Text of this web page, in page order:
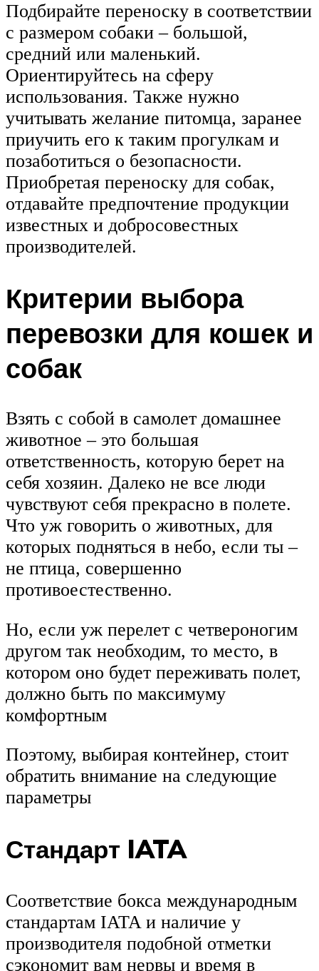
Подбирайте переноску в соответствии
с размером собаки – большой,
средний или маленький.
Ориентируйтесь на сферу
использования. Также нужно
учитывать желание питомца, заранее
приучить его к таким прогулкам и
позаботиться о безопасности.
Приобретая переноску для собак,
отдавайте предпочтение продукции
известных и добросовестных
производителей.
Критерии выбора
перевозки для кошек и
собак
Взять с собой в самолет домашнее
животное – это большая
ответственность, которую берет на
себя хозяин. Далеко не все люди
чувствуют себя прекрасно в полете.
Что уж говорить о животных, для
которых подняться в небо, если ты –
не птица, совершенно
противоестественно.
Но, если уж перелет с четвероногим
другом так необходим, то место, в
котором оно будет переживать полет,
должно быть по максимуму
комфортным
Поэтому, выбирая контейнер, стоит
обратить внимание на следующие
параметры
Стандарт IATA
Соответствие бокса международным
стандартам IATA и наличие у
производителя подобной отметки
сэкономит вам нервы и время в